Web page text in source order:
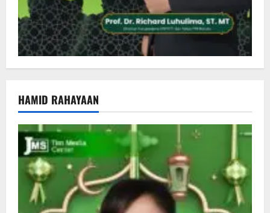
HAMID RAHAYAAN